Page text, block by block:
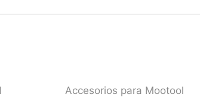
Accesorios para Mootool